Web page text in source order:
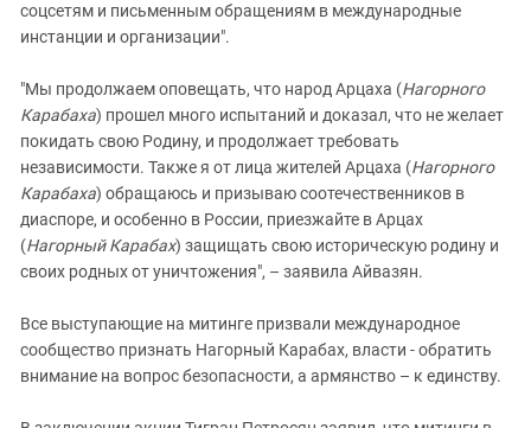
соцсетям и письменным обращениям в международные
инстанции и организации".
"Мы продолжаем оповещать, что народ Арцаха (Нагорного
Карабаха) прошел много испытаний и доказал, что не желает
покидать свою Родину, и продолжает требовать
независимости. Также я от лица жителей Арцаха (Нагорного
Карабаха) обращаюсь и призываю соотечественников в
диаспоре, и особенно в России, приезжайте в Арцах
(Нагорный Карабах) защищать свою историческую родину и
своих родных от уничтожения", – заявила Айвазян.
Все выступающие на митинге призвали международное
сообщество признать Нагорный Карабах, власти - обратить
внимание на вопрос безопасности, а армянство – к единству.